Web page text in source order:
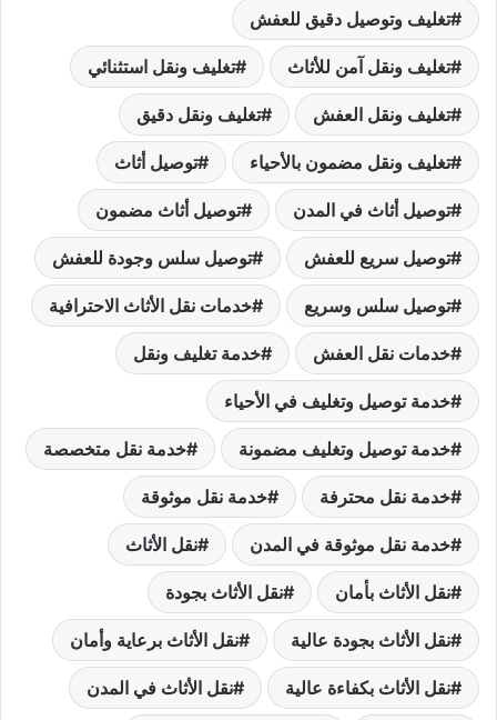
تغليف وتوصيل دقيق للعفش
تغليف ونقل آمن للأثاث تغليف ونقل استثنائي
تغليف ونقل العفش تغليف ونقل دقيق
تغليف ونقل مضمون بالأحياء توصيل أثاث
توصيل أثاث في المدن توصيل أثاث مضمون
توصيل سريع للعفش توصيل سلس وجودة للعفش
توصيل سلس وسريع خدمات نقل الأثاث الاحترافية
خدمات نقل العفش خدمة تغليف ونقل
خدمة توصيل وتغليف في الأحياء
خدمة توصيل وتغليف مضمونة خدمة نقل متخصصة
خدمة نقل محترفة خدمة نقل موثوقة
خدمة نقل موثوقة في المدن نقل الأثاث
نقل الأثاث بأمان نقل الأثاث بجودة
نقل الأثاث بجودة عالية نقل الأثاث برعاية وأمان
نقل الأثاث بكفاءة عالية نقل الأثاث في المدن